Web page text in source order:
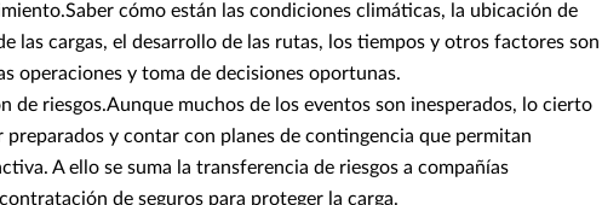
cómo están las condiciones climáticas, la ubicación de
las cargas, el desarrollo de las rutas, los tiempos y otros factores son
operaciones y toma de decisiones oportunas.
de riesgos.Aunque muchos de los eventos son inesperados, lo cierto
preparados y contar con planes de contingencia que permitan
A ello se suma la transferencia de riesgos a compañías
de seguros para proteger la carga.